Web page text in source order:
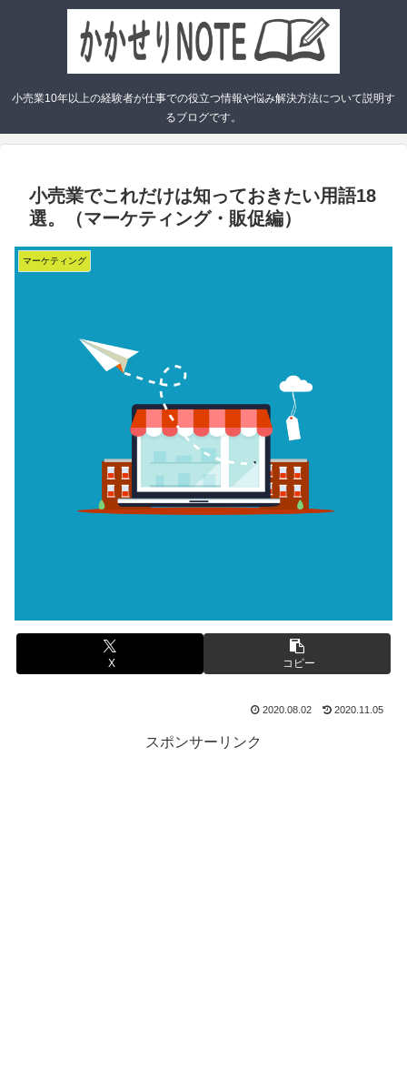
小売業10年以上の経験者が仕事での役立つ情報や悩み解決方法について説明す
るブログです。
小売業でこれだけは知っておきたい用語18
選。（マーケティング・販促編）
マーケティング
X コピー
2020.08.02 2020.11.05
スポンサーリンク